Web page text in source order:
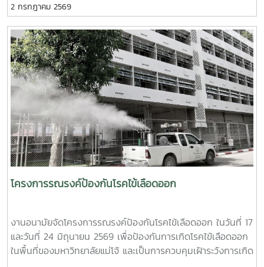
การอบรมยังให้ความสำคัญกับการดูแลสุขภาพจิตของบุคลากรผู้
ปฏิบัติงาน โดยเฉพาะการป้องกันภาวะหมดไฟ (Burnout) การ
พัฒนาทักษะการเมตตาต่อตนเอง (Self-Compassion) พร้อม
เปิดเวที "Mental Health Talk" เพื่อแลกเปลี่ยนประสบการณ์
สะท้อนปัญหา และร่วมหาแนวทางพัฒนางานด้านสุขภาวะใน
สถาบันอุดมศึกษา โครงการนี้ถือเป็นอีกหนึ่งกลไกสำคัญในการขับ
เคลื่อน “ระบบนิเวศสุขภาวะนิสิต” ของมหาวิทยาลัยไทย ที่มุ่งสร้าง
บุคลากรผู้ดูแลนิสิตให้มีความพร้อมทั้งด้านความรู้ ทักษะ และหัวใจ
ที่เข้าใจ เพื่อให้นิสิตทุกคนสามารถเรียนรู้และใช้ชีวิตในรั้ว
มหาวิทยาลัยได้อย่างมีความสุขและยั่งยืน ทั้งนี้ โครงการดังกล่าว
ได้รับงบประมาณสนับสนุนจากที่ประชุมอธิการบดีแห่งประเทศไทย
เอื้อเฟื้อสถานที่โดยมหาวิทยาลัยเกษตรศาสตร์
รกิติยาภา นเรนทิราเทพยวดี กรมหลวงราช สาริณีสิริพัชร มหา
วัชรราชธิดา ในวันที่ 1 และ 2 กรกฎาคม 2569 เวลา 09.00 –
14.00 น. ณ ลานอนันต์ ปัญญาวีร์ อาคารอำนวย ยศสุข
นักศึกษาที่เข้าร่วมบริจาคจะได้ชั่วโมงกิจกรรมด้านจิตอาสา ครั้งละ
8 ชั่วโมง- วันที่ 1กรกฏาคม 2569 มีผู้ประสงค์บริจาคโลหิต
จำนวน 91 คน ผ่านเกณฑ์สามารถบริจาคโลหิตได้ จำนวน 41 คน
( 18,450 CC.) - วันที่ 2 กรกฏาคม 2569 มีผู้ประสงค์บริจาค
โลหิต จำนวน 125 คน ผ่านเกณฑ์สามารถบริจาคโลหิตได้ จำนวน
72 คน (32,400 CC.)
2 กรกฎาคม 2569
โครงการรณรงค์ป้องกันโรคไข้เลือดออก
งานอนามัยจัดโครงการรณรงค์ป้องกันโรคไข้เลือดออก ในวันที่ 17
และวันที่ 24 มิถุนายน 2569 เพื่อป้องกันการเกิดโรคไข้เลือดออก
ในพื้นที่ของมหาวิทยาลัยแม่โจ้ และเป็นการควบคุมเฝ้าระวังการเกิด